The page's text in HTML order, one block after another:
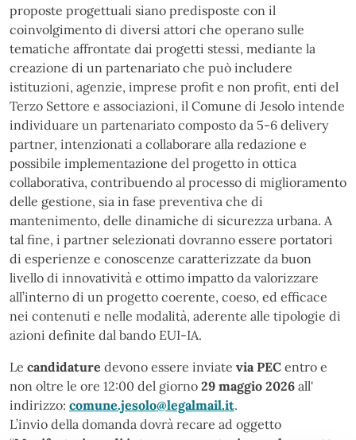
proposte progettuali siano predisposte con il
coinvolgimento di diversi attori che operano sulle
tematiche affrontate dai progetti stessi, mediante la
creazione di un partenariato che può includere
istituzioni, agenzie, imprese profit e non profit, enti del
Terzo Settore e associazioni, il Comune di Jesolo intende
individuare un partenariato composto da 5-6 delivery
partner, intenzionati a collaborare alla redazione e
possibile implementazione del progetto in ottica
collaborativa, contribuendo al processo di miglioramento
delle gestione, sia in fase preventiva che di
mantenimento, delle dinamiche di sicurezza urbana. A
tal fine, i partner selezionati dovranno essere portatori
di esperienze e conoscenze caratterizzate da buon
livello di innovatività e ottimo impatto da valorizzare
all’interno di un progetto coerente, coeso, ed efficace
nei contenuti e nelle modalità, aderente alle tipologie di
azioni definite dal bando EUI-IA.
Le candidature devono essere inviate via PEC entro e
non oltre le ore 12:00 del giorno 29 maggio 2026 all'
indirizzo: comune.jesolo@legalmail.it.
L’invio della domanda dovrà recare ad oggetto